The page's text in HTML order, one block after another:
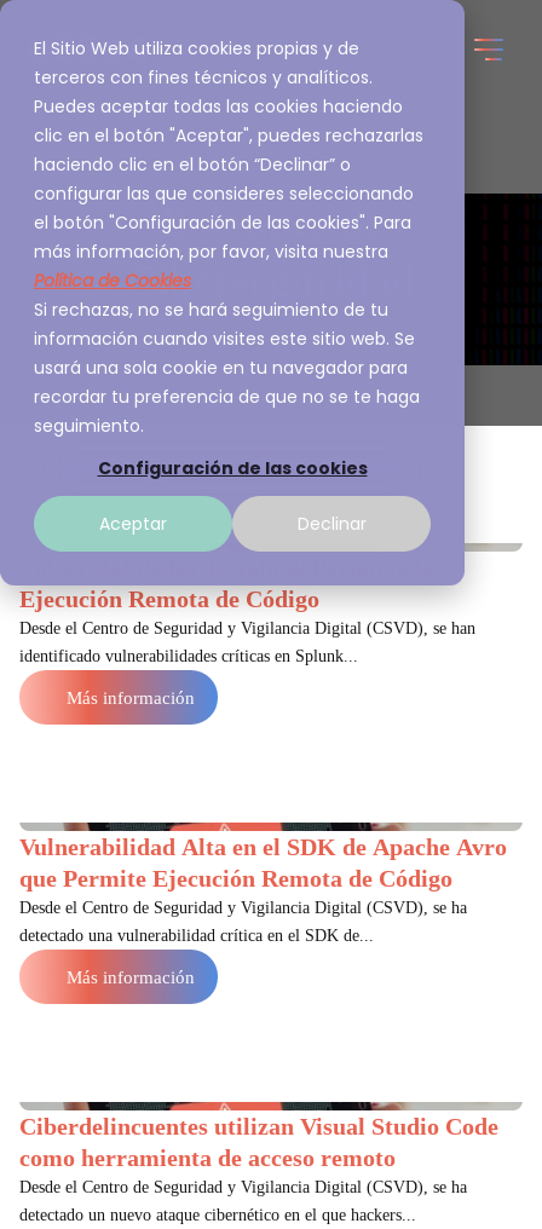
El Sitio Web utiliza cookies propias y de
terceros con fines técnicos y analíticos.
Puedes aceptar todas las cookies haciendo
clic en el botón "Aceptar", puedes rechazarlas
haciendo clic en el botón “Declinar” o
configurar las que consideres seleccionando
el botón "Configuración de las cookies". Para
más información, por favor, visita nuestra
Política de Cookies
Si rechazas, no se hará seguimiento de tu
información cuando visites este sitio web. Se
usará una sola cookie en tu navegador para
recordar tu preferencia de que no se te haga
seguimiento.
Configuración de las cookies
Aceptar Declinar
Boletines de
Ciberseguridad
Ejecución Remota de Código
Desde el Centro de Seguridad y Vigilancia Digital (CSVD), se han
identificado vulnerabilidades críticas en Splunk...
Más información
Vulnerabilidad Alta en el SDK de Apache Avro
que Permite Ejecución Remota de Código
Desde el Centro de Seguridad y Vigilancia Digital (CSVD), se ha
detectado una vulnerabilidad crítica en el SDK de...
Más información
Ciberdelincuentes utilizan Visual Studio Code
como herramienta de acceso remoto
Desde el Centro de Seguridad y Vigilancia Digital (CSVD), se ha
detectado un nuevo ataque cibernético en el que hackers...